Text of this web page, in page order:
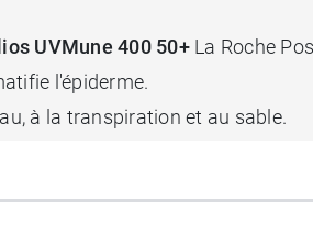
UVMune 400 50+La Roche
l'épiderme.
à la transpiration et au sable.
sans perdre en protection,